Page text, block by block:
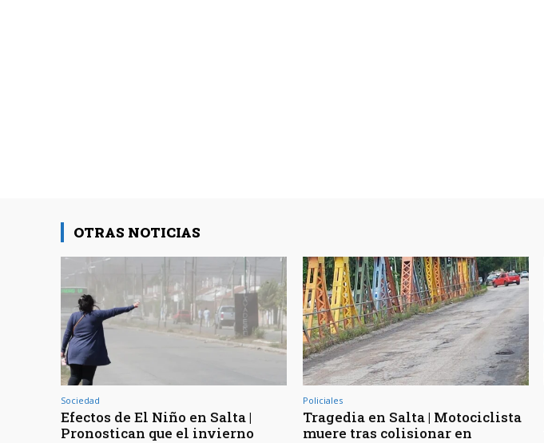
OTRAS NOTICIAS
Sociedad
Efectos de El Niño en Salta |
Pronostican que el invierno
Policiales
Tragedia en Salta | Motociclista
muere tras colisionar en